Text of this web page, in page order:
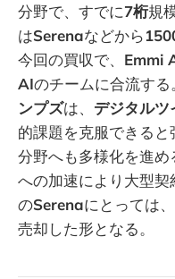
分野で、すでに7桁規
はSerenaなどから
今回の買収で、 Emmi
AIのチームに合流す
ンプズは、 デジタルツ
的課題を克服できる
分野へも多様化を進め
への加速により大型
のSerenaにとっては
売却した形となる。